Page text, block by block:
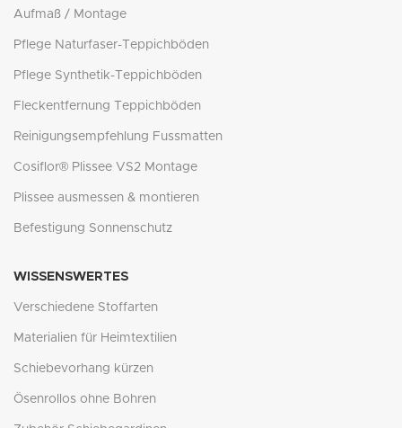
Aufmaß / Montage
Pflege Naturfaser-Teppichböden
Pflege Synthetik-Teppichböden
Fleckentfernung Teppichböden
Reinigungsempfehlung Fussmatten
Cosiflor® Plissee VS2 Montage
Plissee ausmessen & montieren
Befestigung Sonnenschutz
WISSENSWERTES
Verschiedene Stoffarten
Materialien für Heimtextilien
Schiebevorhang kürzen
Ösenrollos ohne Bohren